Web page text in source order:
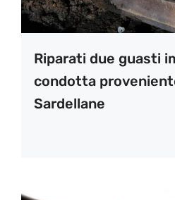
Riparati due guasti
condotta
Sardellane